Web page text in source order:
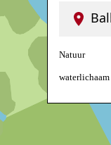
Natuur
waterlichaam